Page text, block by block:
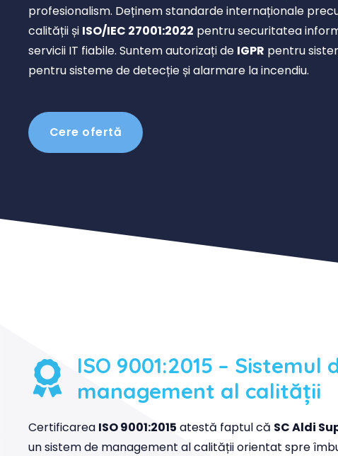
profesionalism. Deținem standarde internaționale
calității și ISO/IEC 27001:2022 pentru securitatea
servicii IT fiabile. Suntem autorizați de IGPR pentru
pentru sisteme de detecție și alarmare la incendiu.
Cere ofertă
ISO 9001:2015 – Sistemul
management al calității
Certificarea ISO 9001:2015 atestă faptul că SC Aldi
un sistem de management al calității orientat spre